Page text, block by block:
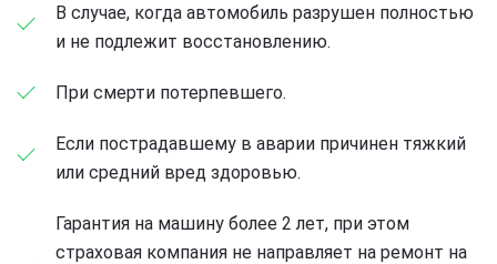
В случае, когда автомобиль разрушен полностью
и не подлежит восстановлению.
При смерти потерпевшего.
Если пострадавшему в аварии причинен тяжкий
или средний вред здоровью.
Гарантия на машину более 2 лет, при этом
страховая компания не направляет на ремонт на